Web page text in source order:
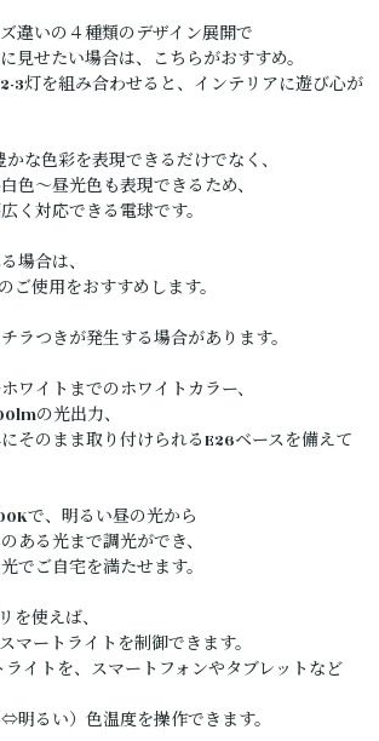
違いの４種類のデザイン展開で
見せたい場合は、こちらがおすすめ。
3灯を組み合わせると、インテリアに遊び心が
な色彩を表現できるだけでなく、
色～昼光色も表現できるため、
く対応できる電球です。
場合は、
ご使用をおすすめします。
ラつきが発生する場合があります。
ワイトまでのホワイトカラー、
の光出力、
そのまま取り付けられるE26ベースを備えて
で、明るい昼の光から
ある光まで調光ができ、
でご自宅を満たせます。
使えば、
マートライトを制御できます。
イトを、スマートフォンやタブレットなど
明るい）色温度を操作できます。